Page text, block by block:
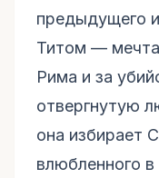
предыдущего
Титом —
Рима и за
отвергнутую
она избирает
влюбленного